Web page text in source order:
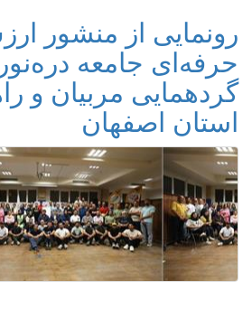
رونمایی از منشور
حرفه‌ای جامعه
گردهمایی مربیان و
استان اصفهان